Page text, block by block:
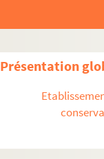
Présentation
Administration
Affiches